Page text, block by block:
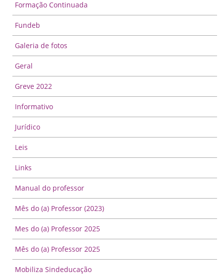
Formação Continuada
Fundeb
Galeria de fotos
Geral
Greve 2022
Informativo
Jurídico
Leis
Links
Manual do professor
Mês do (a) Professor (2023)
Mes do (a) Professor 2025
Mês do (a) Professor 2025
Mobiliza Sindeducação